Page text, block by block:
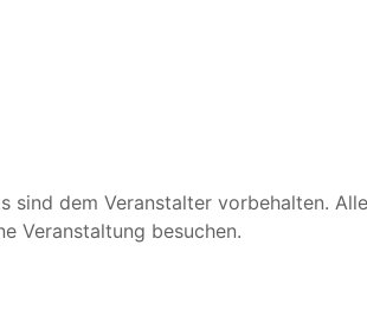
dem Veranstalter vorbehalten.
Veranstaltung besuchen.